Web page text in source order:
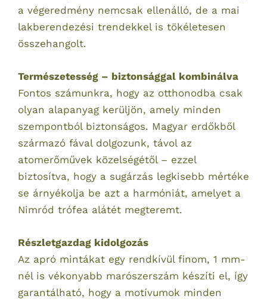
a végeredmény nemcsak ellenálló, de a mai
lakberendezési trendekkel is tökéletesen
összehangolt.
Természetesség – biztonsággal kombinálva
Fontos számunkra, hogy az otthonodba csak
olyan alapanyag kerüljön, amely minden
szempontból biztonságos. Magyar erdőkből
származó fával dolgozunk, távol az
atomerőművek közelségétől – ezzel
biztosítva, hogy a sugárzás legkisebb mértéke
se árnyékolja be azt a harmóniát, amelyet a
Nimród trófea alátét megteremt.
Részletgazdag kidolgozás
Az apró mintákat egy rendkívül finom, 1 mm-
nél is vékonyabb marószerszám készíti el, így
garantálható, hogy a motívumok minden